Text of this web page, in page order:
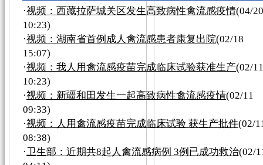
·视频：西藏拉萨城关区发生高致病性禽流感疫情(04/20
10:23)
·视频：湖南省首例成人禽流感患者康复出院(02/18
15:07)
·视频：我人用禽流感疫苗完成临床试验获准生产(02/11
10:23)
·视频：新疆和田发生一起高致病性禽流感疫情(02/11
09:33)
·视频：人用禽流感疫苗完成临床试验 获生产批件(02/
08:38)
·卫生部：近期共8起人禽流感病例 3例已成功救治(02/